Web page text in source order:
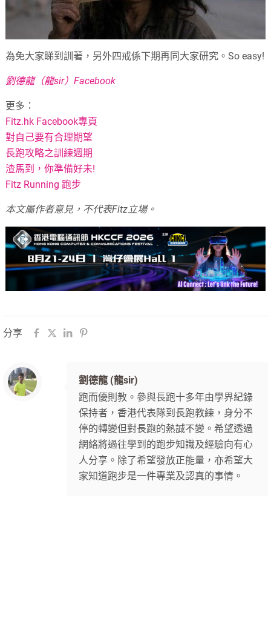
為免大家睇到訓著，另外四戒係下期再同大家研究。So easy!
劉德龍（龍sir）Facebook
更多：
Fitz.hk Facebook專頁
對自己要有合理期望
長跑攻略之訓練週期
渣馬到，你準備好未!
Fitz Running 跑步
本文屬作者意見，不代表Fitz 立場。
分享
劉德龍 (龍sir)
跑而優則教。參與長跑十多年由學界紀錄
保持者，香港代表隊到長跑教練，身分不
停的轉變但對長跑的熱誠不變。希望透過
網絡將過往學到的跑步知識及經驗向有心
人分享。除了希望發放正能量，亦希望大
家知道跑步是一件專業及認真的事情。